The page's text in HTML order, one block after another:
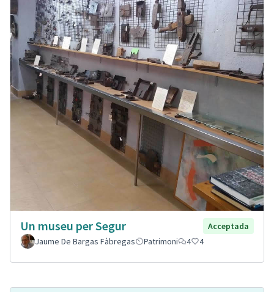
Un museu per Segur
Acceptada
Jaume De Bargas Fàbregas
Patrimoni 4 4